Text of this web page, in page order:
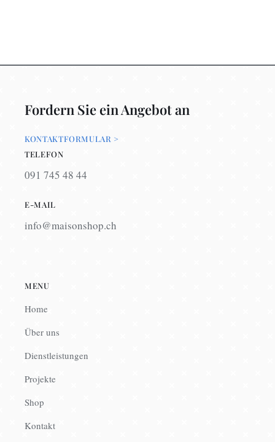
Fordern Sie ein Angebot an
KONTAKTFORMULAR >
TELEFON
091 745 48 44
E-MAIL
info@maisonshop.ch
MENU
Home
Über uns
Dienstleistungen
Projekte
Shop
Kontakt